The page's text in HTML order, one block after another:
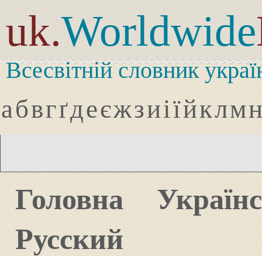
uk.Worldwide
Всесвітній словник
абвгґдеєжзиіїйклмн
Головна
Русский